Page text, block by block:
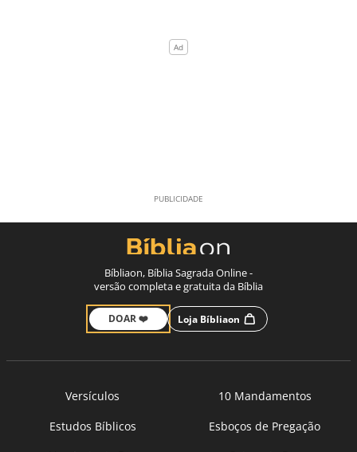
Bíbliaon, Bíblia Sagrada Online -
versão completa e gratuita da Bíblia
DOAR ❤️ Loja Bíbliaon
Versículos
10 Mandamentos
Estudos Bíblicos
Esboços de Pregação